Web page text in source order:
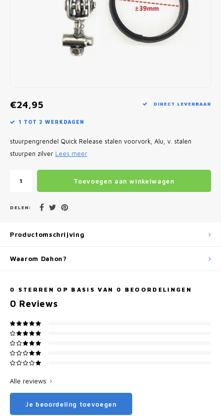
€24,95 DIRECT LEVERBAAR
1 TOT 2 WERKDAGEN
stuurpengrendel Quick Release stalen voorvork, Alu, v. stalen
stuurpen zilver Lees meer
Toevoegen aan winkelwagen
DELEN:
Productomschrijving
Waarom Dahon?
0 STERREN OP BASIS VAN 0 BEOORDELINGEN
0 Reviews
Alle reviews
Je beoordeling toevoegen